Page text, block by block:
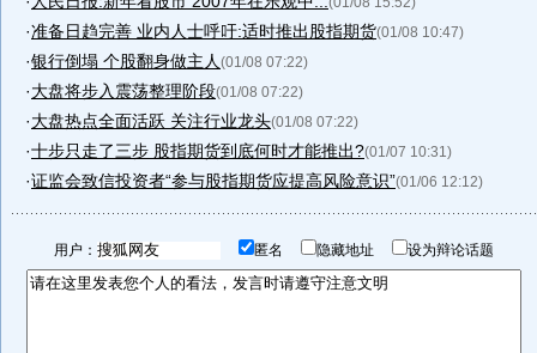
·准备日趋完善 业内人士呼吁:适时推出股指期货(01/08 10:47)
·银行倒塌 个股翻身做主人 (01/08 07:22)
·大盘将步入震荡整理阶段(01/08 07:22)
·大盘热点全面活跃 关注行业龙头(01/08 07:22)
·十步只走了三步 股指期货到底何时才能推出?(01/07 10:31)
·证监会致信投资者“参与股指期货应提高风险意识”(01/06 12:12)
用户： 匿名 隐藏地址 设为辩论话题